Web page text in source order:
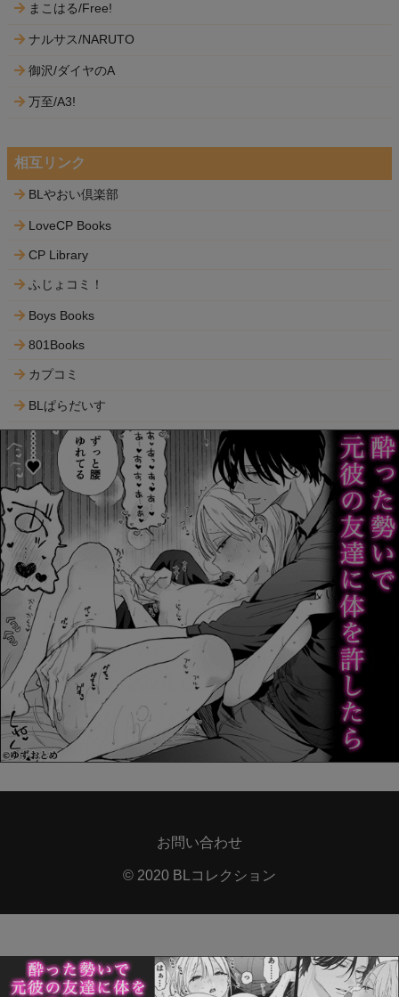
まこはる/Free!
ナルサス/NARUTO
御沢/ダイヤのA
万至/A3!
相互リンク
BLやおい倶楽部
LoveCP Books
CP Library
ふじょコミ！
Boys Books
801Books
カプコミ
BLぱらだいす
お問い合わせ
© 2020 BLコレクション